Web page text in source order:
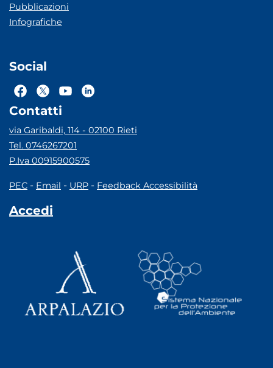
Pubblicazioni
Infografiche
Social
Contatti
via Garibaldi, 114 - 02100 Rieti
Tel. 0746267201
P.Iva 00915900575
PEC - Email - URP - Feedback Accessibilità
Accedi